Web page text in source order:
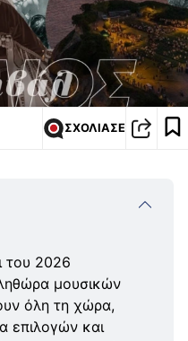
ΣΧΟΛΙΑΣΕ
του 2026
μουσικών
όλη τη χώρα,
επιλογών και